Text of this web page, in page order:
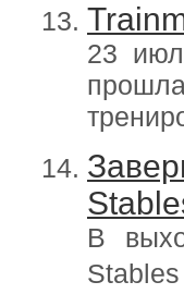
23
В